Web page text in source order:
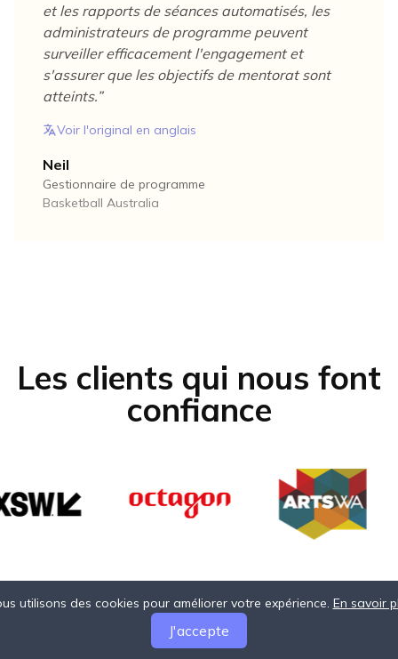
et les rapports de séances automatisés, les
administrateurs de programme peuvent
surveiller efficacement l'engagement et
s'assurer que les objectifs de mentorat sont
atteints.”
Voir l'original en anglais
Neil
Gestionnaire de programme
Basketball Australia
Les clients qui nous font
confiance
utilisons des cookies pour améliorer votre expérience. En savoir
J'accepte